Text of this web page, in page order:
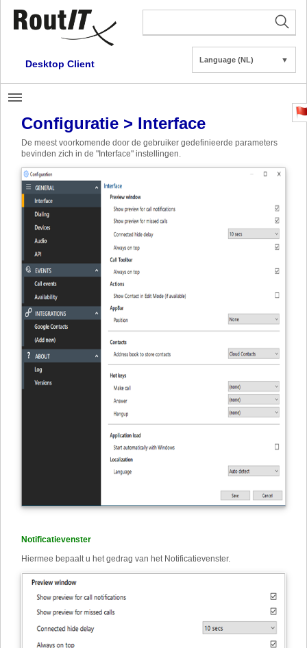
Desktop Client Language (NL) ▼
Configuratie > Interface
De meest voorkomende door de gebruiker gedefinieerde parameters
bevinden zich in de "Interface" instellingen.
Notificatievenster
Hiermee bepaalt u het gedrag van het Notificatievenster.